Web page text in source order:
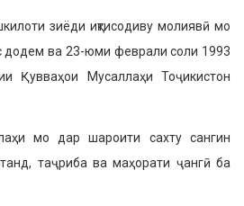
зиёди иқтисодиву молиявӣ мо
додем ва 23-юми феврали соли 1993
Қувваҳои Мусаллаҳи Тоҷикистон
мо дар шароити сахту сангин
таҷриба ва маҳорати ҷангӣ ба